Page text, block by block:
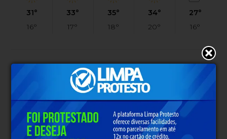
31°
16°
33°
17°
35°
18°
34°
20°
27°
16°
PUBLICIDADE